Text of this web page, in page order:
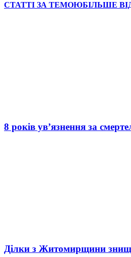
СТАТТІ ЗА ТЕМОЮБІЛЬШЕ
8 років ув’язнення за
Ділки з Житомирщини